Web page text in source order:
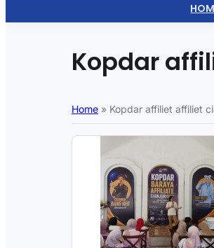
Kopdar
Home » Kopdar affiliet affiliet